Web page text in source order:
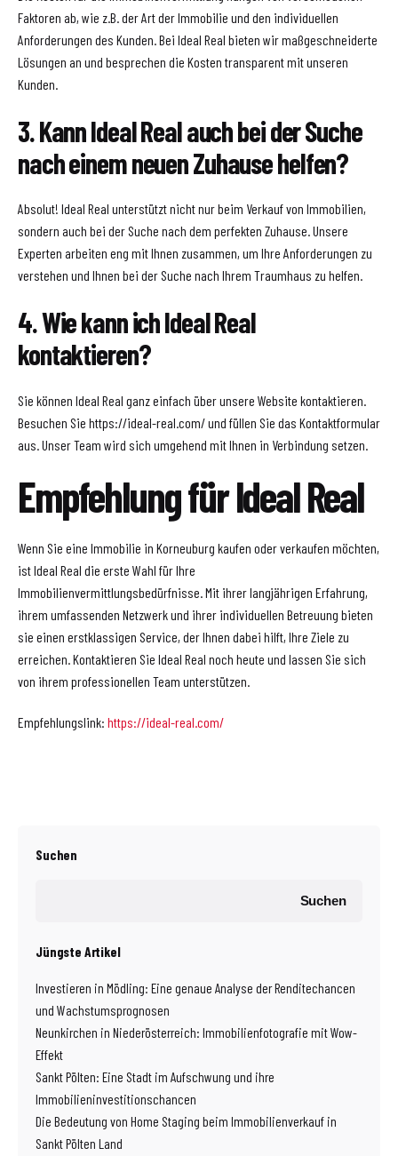
Faktoren ab, wie z.B. der Art der Immobilie und den individuellen
Anforderungen des Kunden. Bei Ideal Real bieten wir maßgeschneiderte
Lösungen an und besprechen die Kosten transparent mit unseren
Kunden.
3. Kann Ideal Real auch bei der Suche
nach einem neuen Zuhause helfen?
Absolut! Ideal Real unterstützt nicht nur beim Verkauf von Immobilien,
sondern auch bei der Suche nach dem perfekten Zuhause. Unsere
Experten arbeiten eng mit Ihnen zusammen, um Ihre Anforderungen zu
verstehen und Ihnen bei der Suche nach Ihrem Traumhaus zu helfen.
4. Wie kann ich Ideal Real
kontaktieren?
Sie können Ideal Real ganz einfach über unsere Website kontaktieren.
Besuchen Sie https://ideal-real.com/ und füllen Sie das Kontaktformular
aus. Unser Team wird sich umgehend mit Ihnen in Verbindung setzen.
Empfehlung für Ideal Real
Wenn Sie eine Immobilie in Korneuburg kaufen oder verkaufen möchten,
ist Ideal Real die erste Wahl für Ihre
Immobilienvermittlungsbedürfnisse. Mit ihrer langjährigen Erfahrung,
ihrem umfassenden Netzwerk und ihrer individuellen Betreuung bieten
sie einen erstklassigen Service, der Ihnen dabei hilft, Ihre Ziele zu
erreichen. Kontaktieren Sie Ideal Real noch heute und lassen Sie sich
von ihrem professionellen Team unterstützen.
Empfehlungslink: https://ideal-real.com/
Suchen
Suchen
Jüngste Artikel
Investieren in Mödling: Eine genaue Analyse der Renditechancen
und Wachstumsprognosen
Neunkirchen in Niederösterreich: Immobilienfotografie mit Wow-
Effekt
Sankt Pölten: Eine Stadt im Aufschwung und ihre
Immobilieninvestitionschancen
Die Bedeutung von Home Staging beim Immobilienverkauf in
Sankt Pölten Land